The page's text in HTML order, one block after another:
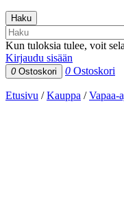
Haku
Kun tuloksia tulee, voit
Kirjaudu sisään
0 Ostoskori 0 Ostoskori
Etusivu /Kauppa /Vapaa-